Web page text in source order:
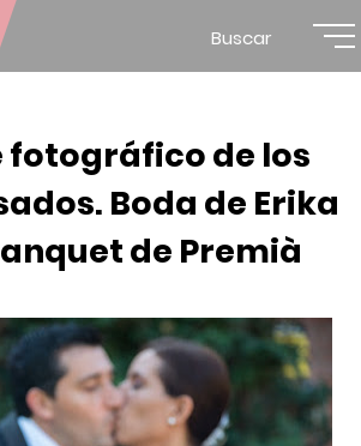
Buscar
fotográfico de los
Boda de Erika
de Premià